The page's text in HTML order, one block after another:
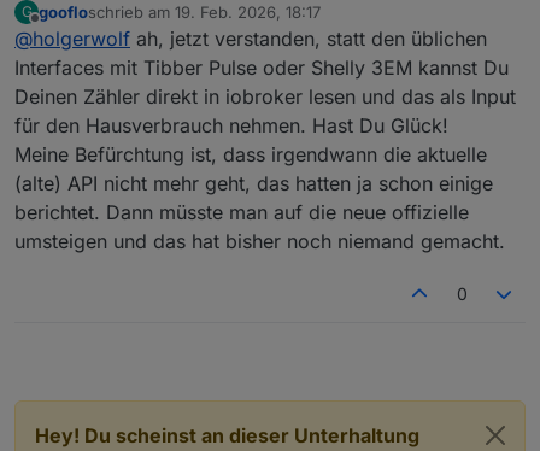
Und den SMA Zähler kann ich prima über den SMA
Adapter auslesen.
Die Frage ist halt nur wie lange, das rund läuft.
Halte bei jeden Update was da rein spielt, die Luft
an...
G
Offline
goofloschrieb am 19. Feb. 2026, 18:17
zuletzt editiert von
@holgerwolf ah, jetzt verstanden, statt den üblichen
Interfaces mit Tibber Pulse oder Shelly 3EM kannst Du
Deinen Zähler direkt in iobroker lesen und das als Input
für den Hausverbrauch nehmen. Hast Du Glück!
Meine Befürchtung ist, dass irgendwann die aktuelle
(alte) API nicht mehr geht, das hatten ja schon einige
berichtet. Dann müsste man auf die neue offizielle
umsteigen und das hat bisher noch niemand gemacht.
0
Hey! Du scheinst an dieser Unterhaltung